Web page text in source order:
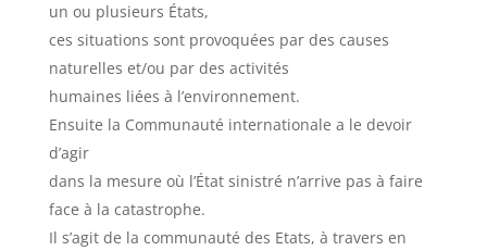
un ou plusieurs États,
ces situations sont provoquées par des causes
naturelles et/ou par des activités
humaines liées à l’environnement.
Ensuite la Communauté internationale a le devoir
d’agir
dans la mesure où l’État sinistré n’arrive pas à faire
face à la catastrophe.
Il s’agit de la communauté des Etats, à travers en